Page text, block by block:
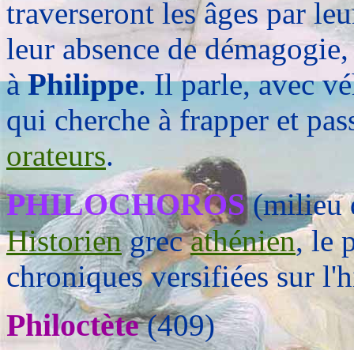
traverseront les âges par
leur absence de
àPhilippe. Il parle, avec
qui cherche à frapper et
orateurs.
PHILOCHOROS (milieu
Historiengrecathénien, le
chroniques versifiées sur
Philoctète (409)